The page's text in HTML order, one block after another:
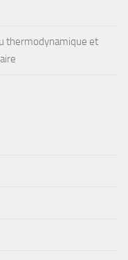
thermodynamique et